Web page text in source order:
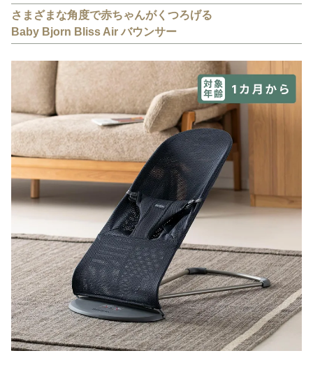
さまざまな角度で赤ちゃんがくつろげる
Baby Bjorn Bliss Air バウンサー